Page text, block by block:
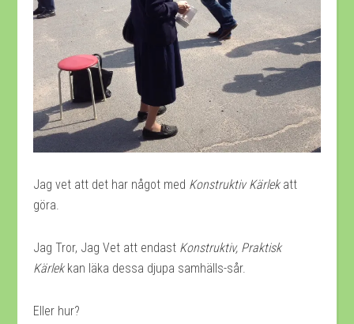
Jag vet att det har något med Konstruktiv Kärlekatt
göra.
Jag Tror, Jag Vet att endast Konstruktiv, Praktisk
Kärlekkan läka dessa djupa samhälls-sår.
Eller hur?